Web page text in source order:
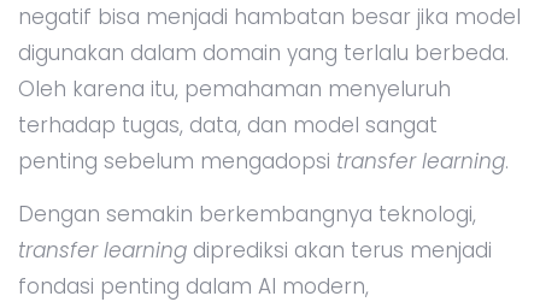
negatif bisa menjadi hambatan besar jika model
digunakan dalam domain yang terlalu berbeda.
Oleh karena itu, pemahaman menyeluruh
terhadap tugas, data, dan model sangat
penting sebelum mengadopsi transfer learning.
Dengan semakin berkembangnya teknologi,
transfer learning diprediksi akan terus menjadi
fondasi penting dalam AI modern,